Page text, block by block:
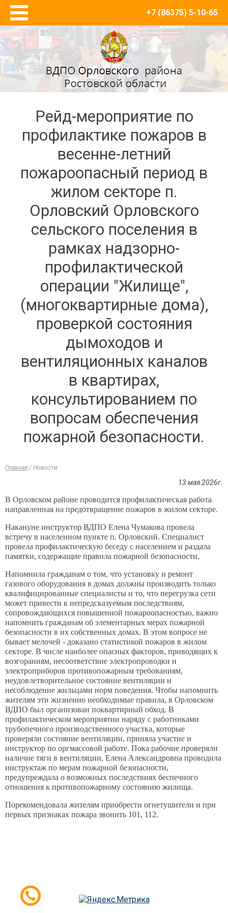
+7 (86375) 5-10-65
Главная
О нас
Новости
Товары и противопожарный инвентарь
Багры
Знаки ПБ
Кронштейны для огнетушителей
Лом пожарный
Огнетушители
Пожарные ведра
Гайки соединительные, головки переходные,
Средства индивидуальной защиты
Подставка для огнетушителей и пожарные щиты
Мотопомпы
Искрогасители
Топоры пожарные
Ранцевые огнетушители
Услуги
Образовательная деятельность
Социально-ориентированная деятельность
Рейд-мероприятие по
профилактике пожаров в
весенне-летний
пожароопасный период в
жилом секторе п.
Орловский Орловского
сельского поселения в
рамках надзорно-
профилактической
операции "Жилище",
(многоквартирные дома),
проверкой состояния
дымоходов и
вентиляционных каналов
в квартирах,
консультированием по
вопросам обеспечения
пожарной безопасности.
Главная / Новости
13 мая 2026г.
В Орловском районе проводится профилактическая работа
направленная на предотвращение пожаров в жилом секторе.
Накануне инструктор ВДПО Елена Чумакова провела
встречу в населенном пункте п. Орловский. Специалист
провела профилактическую беседу с населением и раздала
памятки, содержащие правила пожарной безопасности.
Напомнила гражданам о том, что установку и ремонт
газового оборудования в домах должны производить только
квалифицированные специалисты и то, что перегрузка сети
может привести к непредсказуемым последствиям,
сопровождающихся повышенной пожароопасностью, важно
напомнить гражданам об элементарных мерах пожарной
безопасности в их собственных домах. В этом вопросе не
бывает мелочей - доказано статистикой пожаров в жилом
секторе. В числе наиболее опасных факторов, приводящих к
возгораниям, несоответствие электропроводки и
электроприборов противопожарным требованиям,
неудовлетворительное состояние вентиляции и
несоблюдение жильцами норм поведения. Чтобы напомнить
жителям эти жизненно необходимые правила, в Орловском
ВДПО был организован поквартирный обход. В
профилактическом мероприятии наряду с работниками
трубопечного производственного участка, которые
проверяли состояние вентиляции, приняла участие и
инструктор по оргмассовой работе. Пока рабочие проверяли
наличие тяги в вентиляции, Елена Александровна проводила
инструктаж по мерам пожарной безопасности,
предупреждала о возможных последствиях беспечного
отношения к противопожарному состоянию жилища.
Порекомендовала жителям приобрести огнетушители и при
первых признаках пожара звонить 101, 112.